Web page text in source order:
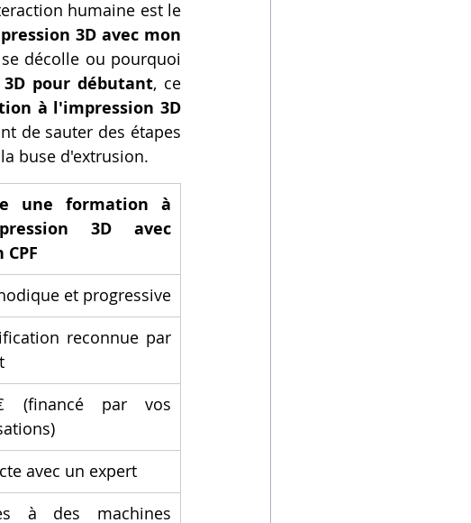
humaine est le
3D avec mon
décolle ou pourquoi
pour débutant, ce
à l'impression 3D
de sauter des étapes
buse d'extrusion.
une formation à
3D avec
CPF
et progressive
reconnue par
(financé par vos
avec un expert
à des machines